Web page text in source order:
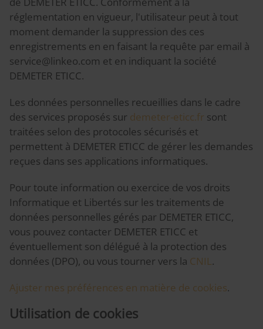
réglementation en vigueur, l'utilisateur peut à tout
moment demander la suppression des ces
enregistrements en en faisant la requête par email à
service@linkeo.com et en indiquant la société
DEMETER ETICC.
Les données personnelles recueillies dans le cadre
des services proposés sur demeter-eticc.fr sont
traitées selon des protocoles sécurisés et
permettent à DEMETER ETICC de gérer les demandes
reçues dans ses applications informatiques.
Pour toute information ou exercice de vos droits
Informatique et Libertés sur les traitements de
données personnelles gérés par DEMETER ETICC,
vous pouvez contacter DEMETER ETICC et
éventuellement son délégué à la protection des
données (DPO), ou vous tourner vers la CNIL.
Ajuster mes préférences en matière de cookies.
Utilisation de cookies